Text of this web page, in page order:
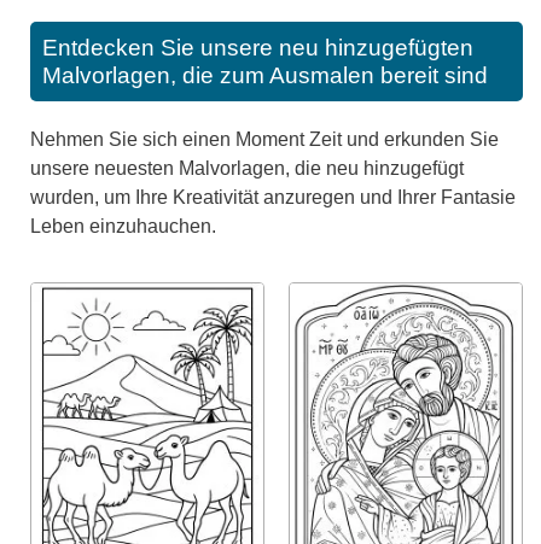
Entdecken Sie unsere neu hinzugefügten
Malvorlagen, die zum Ausmalen bereit sind
Nehmen Sie sich einen Moment Zeit und erkunden Sie
unsere neuesten Malvorlagen, die neu hinzugefügt
wurden, um Ihre Kreativität anzuregen und Ihrer Fantasie
Leben einzuhauchen.